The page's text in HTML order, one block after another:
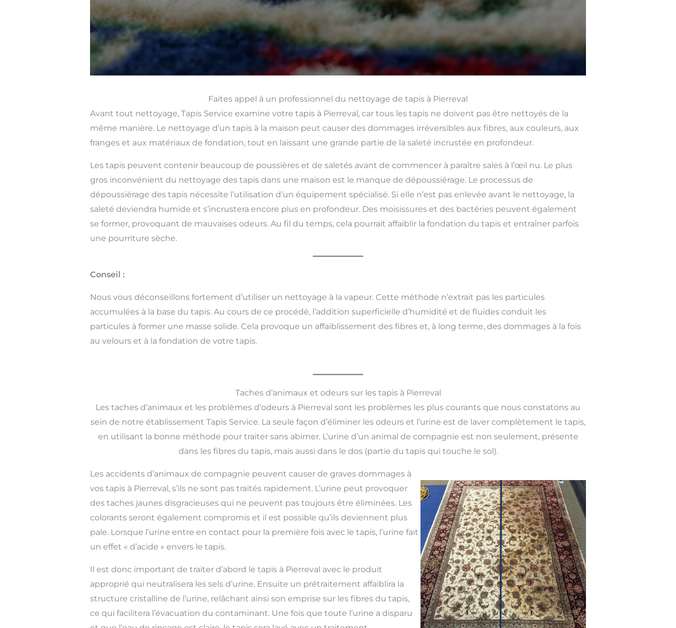
Faites appel à un professionnel du nettoyage de tapis à Pierreval
Avant tout nettoyage, Tapis Service examine votre tapis à Pierreval, car tous les tapis ne doivent pas être nettoyés de la
même manière. Le nettoyage d’un tapis à la maison peut causer des dommages irréversibles aux fibres, aux couleurs, aux
franges et aux matériaux de fondation, tout en laissant une grande partie de la saleté incrustée en profondeur.
Les tapis peuvent contenir beaucoup de poussières et de saletés avant de commencer à paraître sales à l’œil nu. Le plus
gros inconvénient du nettoyage des tapis dans une maison est le manque de dépoussiérage. Le processus de
dépoussiérage des tapis nécessite l’utilisation d’un équipement spécialisé. Si elle n’est pas enlevée avant le nettoyage, la
saleté deviendra humide et s’incrustera encore plus en profondeur. Des moisissures et des bactéries peuvent également
se former, provoquant de mauvaises odeurs. Au fil du temps, cela pourrait affaiblir la fondation du tapis et entraîner parfois
une pourriture sèche.
Conseil :
Nous vous déconseillons fortement d’utiliser un nettoyage à la vapeur. Cette méthode n’extrait pas les particules
accumulées à la base du tapis. Au cours de ce procédé, l’addition superficielle d’humidité et de fluides conduit les
particules à former une masse solide. Cela provoque un affaiblissement des fibres et, à long terme, des dommages à la fois
au velours et à la fondation de votre tapis.
Taches d’animaux et odeurs sur les tapis à Pierreval
Les taches d’animaux et les problèmes d’odeurs à Pierreval sont les problèmes les plus courants que nous constatons au
sein de notre établissement Tapis Service. La seule façon d’éliminer les odeurs et l’urine est de laver complètement le tapis,
en utilisant la bonne méthode pour traiter sans abimer. L’urine d’un animal de compagnie est non seulement, présente
dans les fibres du tapis, mais aussi dans le dos (partie du tapis qui touche le sol).
Les accidents d’animaux de compagnie peuvent causer de graves dommages à
vos tapis à Pierreval, s’ils ne sont pas traités rapidement. L’urine peut provoquer
des taches jaunes disgracieuses qui ne peuvent pas toujours être éliminées. Les
colorants seront également compromis et il est possible qu’ils deviennent plus
pale. Lorsque l’urine entre en contact pour la première fois avec le tapis, l’urine fait
un effet « d’acide » envers le tapis.
Il est donc important de traiter d’abord le tapis à Pierreval avec le produit
approprié qui neutralisera les sels d’urine. Ensuite un prétraitement affaiblira la
structure cristalline de l’urine, relâchant ainsi son emprise sur les fibres du tapis,
ce qui facilitera l’évacuation du contaminant. Une fois que toute l’urine a disparu